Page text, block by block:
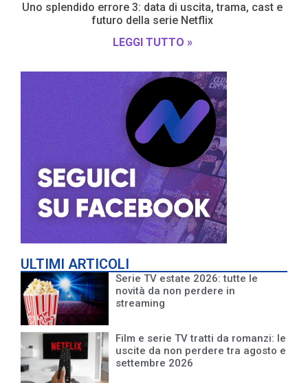
Uno splendido errore 3: data di uscita, trama, cast e
futuro della serie Netflix
LEGGI TUTTO »
ULTIMI ARTICOLI
Serie TV estate 2026: tutte le
novità da non perdere in
streaming
Film e serie TV tratti da romanzi: le
uscite da non perdere tra agosto e
settembre 2026